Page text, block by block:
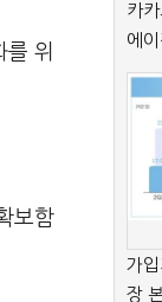
위
보함
카
에
가
장